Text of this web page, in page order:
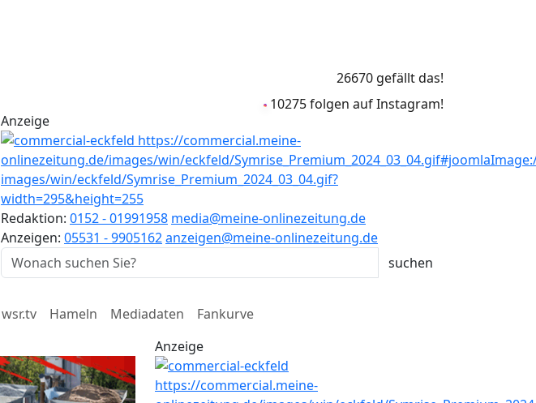
26670 gefällt das!
10275 folgen auf Instagram!
Anzeige
Redaktion: 0152 - 01991958 media@meine-onlinezeitung.de
Anzeigen: 05531 - 9905162anzeigen@meine-onlinezeitung.de
wsr.tv Hameln Mediadaten
Fankurve
Anzeige